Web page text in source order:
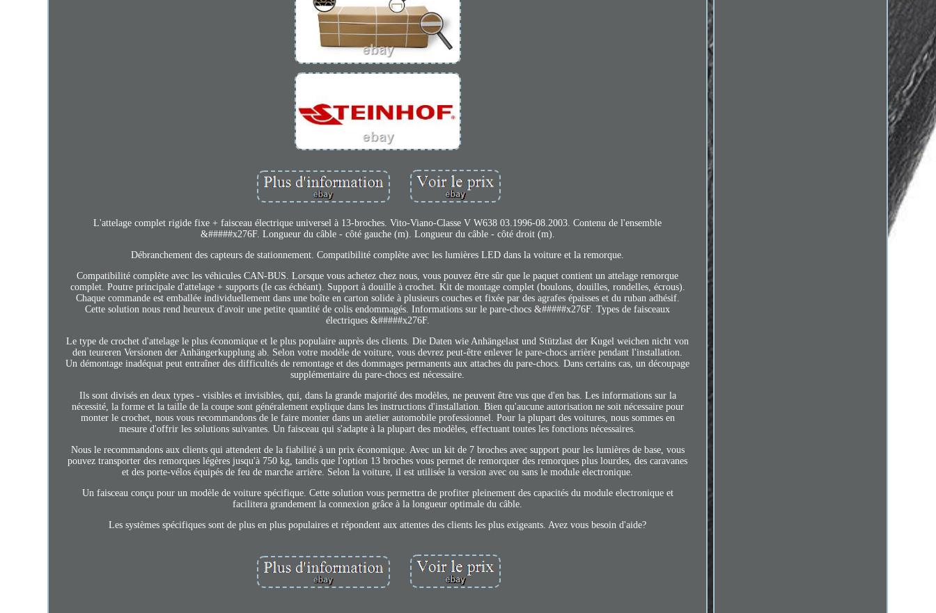
L'attelage complet rigide fixe + faisceau électrique universel à 13-broches. Vito-Viano-Classe V W638 03.1996-08.2003. Contenu de l'ensemble
&#####x276F. Longueur du câble - côté gauche (m). Longueur du câble - côté droit (m).
Débranchement des capteurs de stationnement. Compatibilité complète avec les lumières LED dans la voiture et la remorque.
Compatibilité complète avec les véhicules CAN-BUS. Lorsque vous achetez chez nous, vous pouvez être sûr que le paquet contient un attelage remorque
complet. Poutre principale d'attelage + supports (le cas échéant). Support à douille à crochet. Kit de montage complet (boulons, douilles, rondelles, écrous).
Chaque commande est emballée individuellement dans une boîte en carton solide à plusieurs couches et fixée par des agrafes épaisses et du ruban adhésif.
Cette solution nous rend heureux d'avoir une petite quantité de colis endommagés. Informations sur le pare-chocs &#####x276F. Types de faisceaux
électriques &#####x276F.
Le type de crochet d'attelage le plus économique et le plus populaire auprès des clients. Die Daten wie Anhängelast und Stützlast der Kugel weichen nicht von
den teureren Versionen der Anhängerkupplung ab. Selon votre modèle de voiture, vous devrez peut-être enlever le pare-chocs arrière pendant l'installation.
Un démontage inadéquat peut entraîner des difficultés de remontage et des dommages permanents aux attaches du pare-chocs. Dans certains cas, un découpage
supplémentaire du pare-chocs est nécessaire.
Ils sont divisés en deux types - visibles et invisibles, qui, dans la grande majorité des modèles, ne peuvent être vus que d'en bas. Les informations sur la
nécessité, la forme et la taille de la coupe sont généralement explique dans les instructions d'installation. Bien qu'aucune autorisation ne soit nécessaire pour
monter le crochet, nous vous recommandons de le faire monter dans un atelier automobile professionnel. Pour la plupart des voitures, nous sommes en
mesure d'offrir les solutions suivantes. Un faisceau qui s'adapte à la plupart des modèles, effectuant toutes les fonctions nécessaires.
Nous le recommandons aux clients qui attendent de la fiabilité à un prix économique. Avec un kit de 7 broches avec support pour les lumières de base, vous
pouvez transporter des remorques légères jusqu'à 750 kg, tandis que l'option 13 broches vous permet de remorquer des remorques plus lourdes, des caravanes
et des porte-vélos équipés de feu de marche arrière. Selon la voiture, il est utilisée la version avec ou sans le module electronique.
Un faisceau conçu pour un modèle de voiture spécifique. Cette solution vous permettra de profiter pleinement des capacités du module electronique et
facilitera grandement la connexion grâce à la longueur optimale du câble.
Les systèmes spécifiques sont de plus en plus populaires et répondent aux attentes des clients les plus exigeants. Avez vous besoin d'aide?